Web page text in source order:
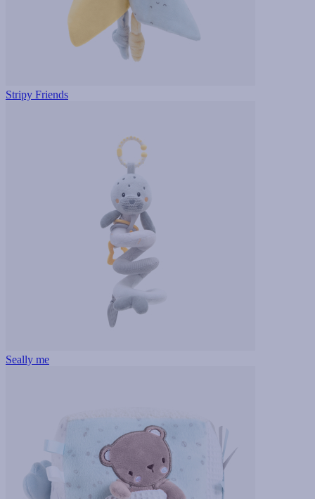
Stripy Friends
Seally me